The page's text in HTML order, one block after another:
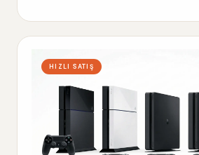
HIZLI SATIŞ